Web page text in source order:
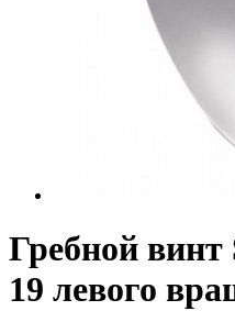
Гребной винт
19 левого